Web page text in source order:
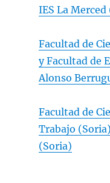
IES La
Facultad de
y Facultad de
Alonso
Facultad de
Trabajo
(Soria)